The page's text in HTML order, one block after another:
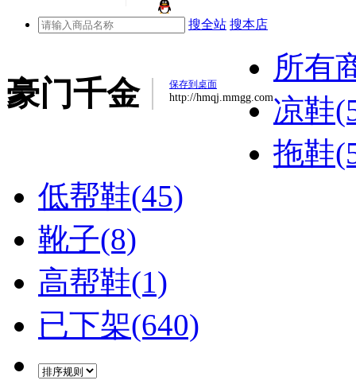
搜全站 搜本店
豪门千金 保存到桌面
http://hmqj.mmgg.com
所有
凉鞋
拖鞋
低帮鞋(45)
靴子(8)
高帮鞋(1)
已下架(640)